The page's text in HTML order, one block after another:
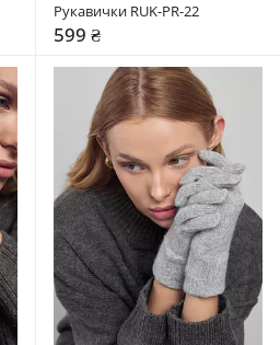
Рукавички RUK-PR-22
599 ₴